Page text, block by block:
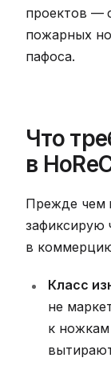
проектов —
пожарных
пафоса.
Что
в
Прежде чем
зафиксирую
в
Класс
не
к ножкам